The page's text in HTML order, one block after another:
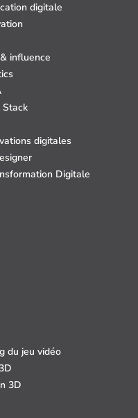
digitale
influence
digitales
Digitale
du jeu vidéo
3D